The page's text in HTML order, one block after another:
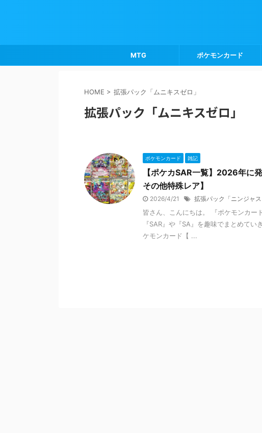
MTG ポケモンカード
HOME > 拡張パック「ムニキスゼロ」
拡張パック「ムニキスゼロ」
ポケモンカード 雑記
【ポケカSAR一覧】2026年に
その他特殊レア】
2026/4/21 拡張パック「ニンジャス
皆さん、こんにちは。 『ポケモンカ
『SAR』や『SA』を趣味でまとめ
ケモンカード【 ...